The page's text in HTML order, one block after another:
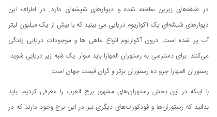
در طبقه‌های زیرین ساخته شده و دیوارهای شیشه‌ای دارد. در اطراف این
دیوارهای شیشه‌ای یک آکواریوم دریایی می بینید که با بیش از یک میلیون لیتر
آب پر شده است. درون آکواریوم انواع ماهی ها و موجودات دریایی زندگی
می‌کنند. برای دسترسی به رستوران المهارا باید سوار یک شبه زیر دریایی شوید.
رستوران المهارا جزو ده رستوران برتر و گران قیمت جهان است.
با اینکه در این بخش رستوران‌های مشهور برج العرب را معرفی کردیم، باید
بدانید که رستوران‌ها و فودکورت‌های دیگری نیز در این برج وجود دارند که در